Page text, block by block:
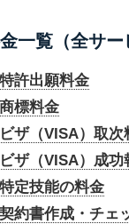
一覧（全サー
特許出願料金
商標料金
ビザ（VISA）取次
ビザ（VISA）成功
特定技能の料金
契約書作成・チェ